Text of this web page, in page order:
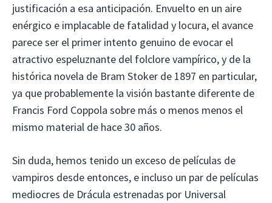
justificación a esa anticipación. Envuelto en un aire
enérgico e implacable de fatalidad y locura, el avance
parece ser el primer intento genuino de evocar el
atractivo espeluznante del folclore vampírico, y de la
histórica novela de Bram Stoker de 1897 en particular,
ya que probablemente la visión bastante diferente de
Francis Ford Coppola sobre más o menos menos el
mismo material de hace 30 años.
Sin duda, hemos tenido un exceso de películas de
vampiros desde entonces, e incluso un par de películas
mediocres de Drácula estrenadas por Universal